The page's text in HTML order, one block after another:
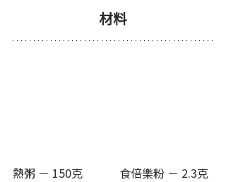
材料
熱粥 － 150克             食倍樂粉 － 2.3克